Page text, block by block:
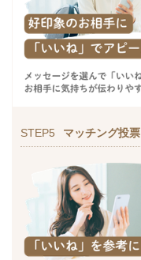
STEP5 マッチング投票